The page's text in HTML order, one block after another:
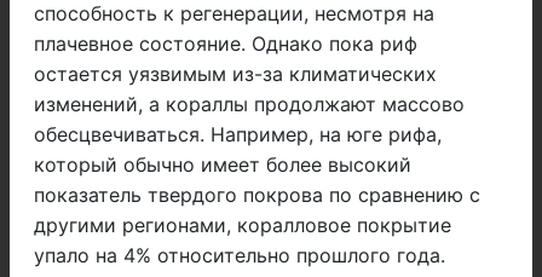
способность к регенерации, несмотря на
плачевное состояние. Однако пока риф
остается уязвимым из-за климатических
изменений, а кораллы продолжают массово
обесцвечиваться. Например, на юге рифа,
который обычно имеет более высокий
показатель твердого покрова по сравнению с
другими регионами, коралловое покрытие
упало на 4% относительно прошлого года.